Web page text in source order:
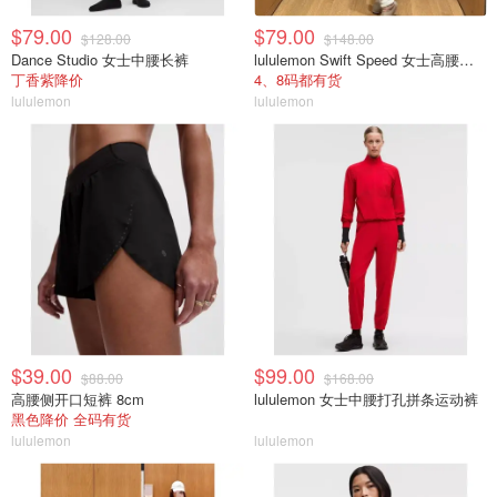
$79.00 $128.00
Dance Studio 女士中腰长裤
丁香紫降价
lululemon
$79.00 $148.00
lululemon Swift Speed 女士高腰紧身裤
4、8码都有货
lululemon
$39.00 $88.00
高腰侧开口短裤 8cm
黑色降价 全码有货
lululemon
$99.00 $168.00
lululemon 女士中腰打孔拼条运动裤
lululemon